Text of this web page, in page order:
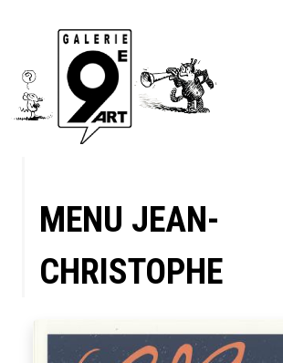
MENU JEAN-
CHRISTOPHE